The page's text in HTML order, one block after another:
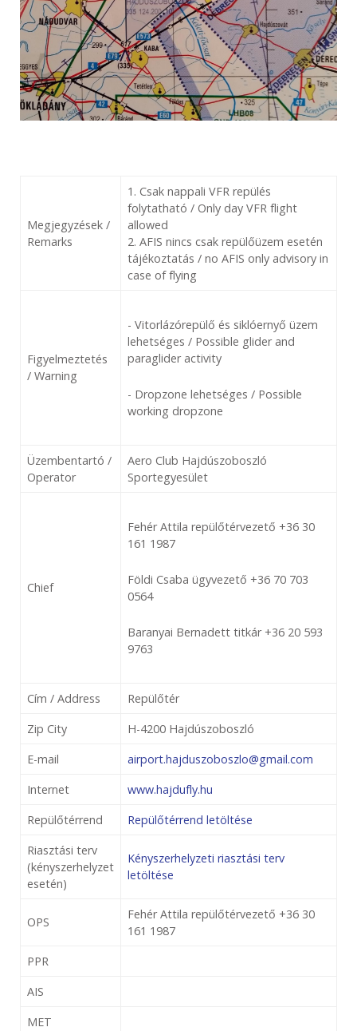
Megjegyzések /
Remarks
1. Csak nappali VFR repülés
folytatható / Only day VFR flight
allowed
2. AFIS nincs csak repülőüzem esetén
tájékoztatás / no AFIS only advisory in
case of flying
Figyelmeztetés
/ Warning
- Vitorlázórepülő és siklóernyő üzem
lehetséges / Possible glider and
paraglider activity
- Dropzone lehetséges / Possible
working dropzone
Üzembentartó /
Operator
Aero Club Hajdúszoboszló
Sportegyesület
Chief
Fehér Attila repülőtérvezető +36 30
161 1987
Földi Csaba ügyvezető +36 70 703
0564
Baranyai Bernadett titkár +36 20 593
9763
Cím / Address
Repülőtér
Zip City
H-4200 Hajdúszoboszló
E-mail
airport.hajduszoboszlo@gmail.com
Internet
www.hajdufly.hu
Repülőtérrend
Repülőtérrend letöltése
Riasztási terv
(kényszerhelyzet
esetén)
Kényszerhelyzeti riasztási terv
letöltése
OPS
Fehér Attila repülőtérvezető +36 30
161 1987
PPR
AIS
MET